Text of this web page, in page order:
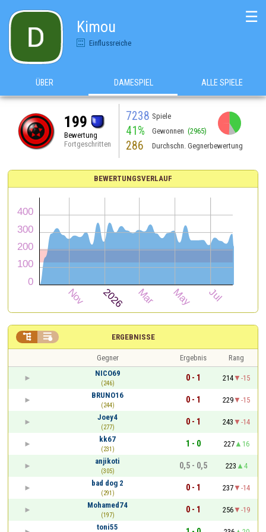
Kimou
Einflussreiche
☰
ÜBER DAMESPIEL ALLE SPIELE
199
Bewertung
Fortgeschritten
7238 Spiele
41% Gewonnen (2965)
286 Durchschn. Gegnerbewertung
BEWERTUNGSVERLAUF
ERGEBNISSE
 
Gegner Ergebnis
Rang
NICO69
(246)
0 - 1 214
-15
BRUNO16
(244)
0 - 1 229
-15
Joey4
(277)
0 - 1 243
-14
kk67
(231)
1 - 0 227
16
anjikoti
(305)
0,5 - 0,5 223
4
bad dog 2
(291)
0 - 1 237
-14
Mohamed74
(197)
0 - 1 256
-19
toni55